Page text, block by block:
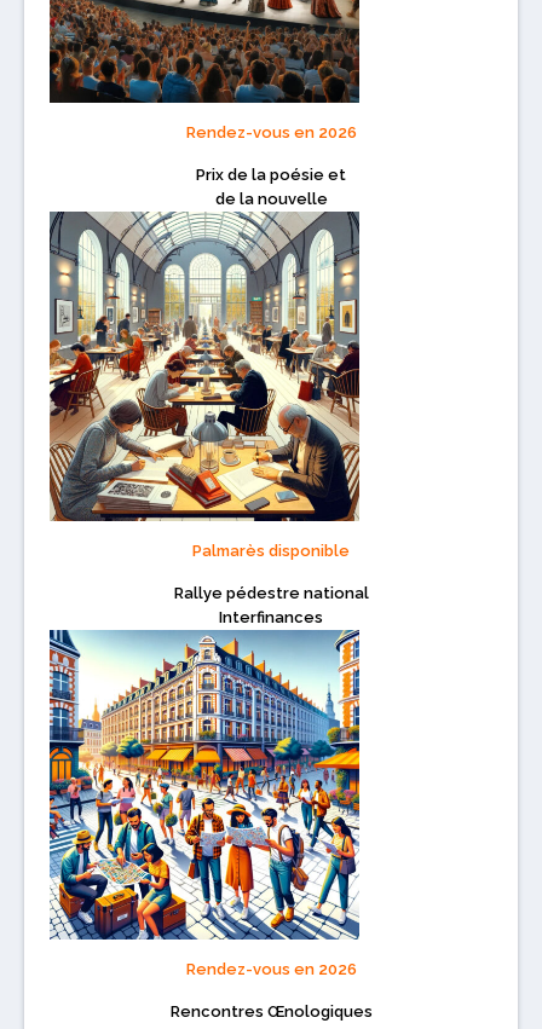
Rendez-vous en 2026
Prix de la poésie et
de la nouvelle
Palmarès disponible
Rallye pédestre national
Interfinances
Rendez-vous en 2026
Rencontres Œnologiques